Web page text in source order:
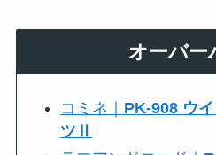
オーバー
コミネ｜ PK-908 ウ
ツⅡ